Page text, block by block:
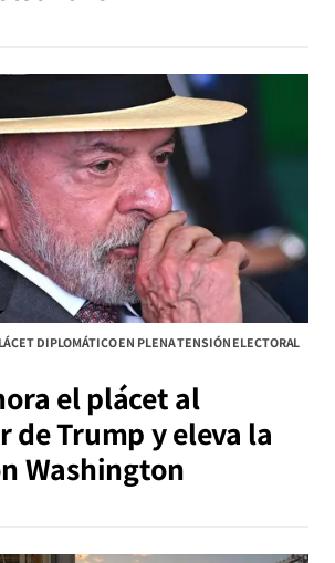
DIPLOMÁTICO EN PLENA TENSIÓN ELECTORAL
el plácet al
de Trump y eleva la
Washington